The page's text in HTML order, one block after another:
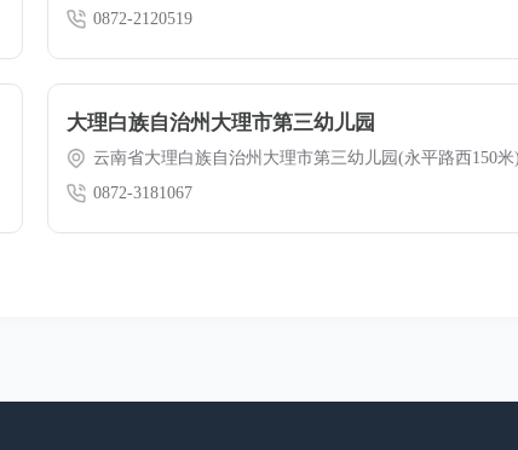
0872-2120519
大理白族自治州大理市第三幼儿园
云南省大理白族自治州大理市第三幼儿园(永平路西150米
0872-3181067